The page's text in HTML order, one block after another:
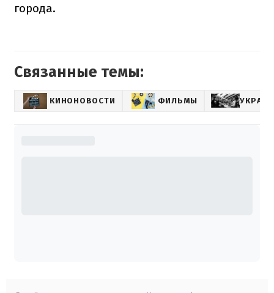
города.
Связанные темы:
КИНОНОВОСТИ ФИЛЬМЫ